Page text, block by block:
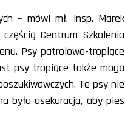
– mówi mł. insp. Marek
Centrum Szkolenia
Psy patrolowo-tropiące
psy tropiące także mogą
Te psy nie
była asekuracja, aby pies